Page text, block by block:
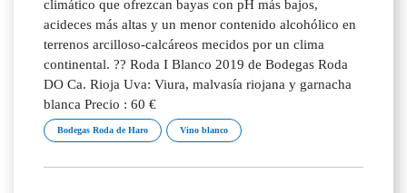
climático que ofrezcan bayas con pH más bajos,
acideces más altas y un menor contenido alcohólico en
terrenos arcilloso-calcáreos mecidos por un clima
continental. ?? Roda I Blanco 2019 de Bodegas Roda
DO Ca. Rioja Uva: Viura, malvasía riojana y garnacha
blanca Precio : 60 €
Bodegas Roda de Haro Vino blanco